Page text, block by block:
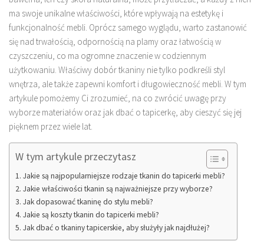
ma swoje unikalne właściwości, które wpływają na estetykę i
funkcjonalność mebli. Oprócz samego wyglądu, warto zastanowić
się nad trwałością, odpornością na plamy oraz łatwością w
czyszczeniu, co ma ogromne znaczenie w codziennym
użytkowaniu. Właściwy dobór tkaniny nie tylko podkreśli styl
wnętrza, ale także zapewni komfort i długowieczność mebli. W tym
artykule pomożemy Ci zrozumieć, na co zwrócić uwagę przy
wyborze materiałów oraz jak dbać o tapicerkę, aby cieszyć się jej
pięknem przez wiele lat.
W tym artykule przeczytasz
Jakie są najpopularniejsze rodzaje tkanin do tapicerki mebli?
Jakie właściwości tkanin są najważniejsze przy wyborze?
Jak dopasować tkaninę do stylu mebli?
Jakie są koszty tkanin do tapicerki mebli?
Jak dbać o tkaniny tapicerskie, aby służyły jak najdłużej?